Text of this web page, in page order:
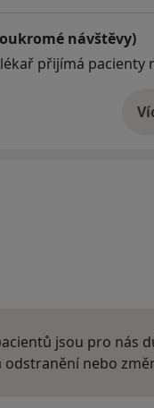
návštěvy)
přijímá pacienty
jsou pro nás
odstranění nebo